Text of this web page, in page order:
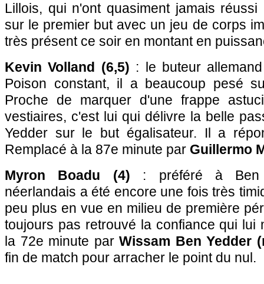
Lillois, qui n'ont quasiment jamais
sur le premier but avec un jeu de corps
très présent ce soir en montant en
Kevin Volland (6,5) : le buteur
Poison constant, il a beaucoup pesé
Proche de marquer d'une frappe
vestiaires, c'est lui qui délivre la belle
Yedder sur le but égalisateur. Il a
Remplacé à la 87e minute par Guillermo
Myron Boadu (4) : préféré à Ben
néerlandais a été encore une fois très
peu plus en vue en milieu de première
toujours pas retrouvé la confiance qui lui
la 72e minute par Wissam Ben Yedder
fin de match pour arracher le point du nul.